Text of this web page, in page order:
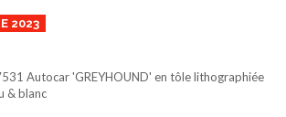
2023
Autocar 'GREYHOUND' en tôle lithographiée
& blanc